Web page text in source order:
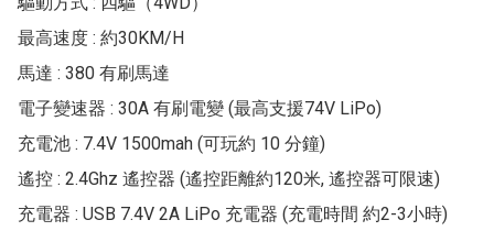
最高速度 : 約30KM/H
馬達 : 380 有刷馬達
電子變速器 : 30A 有刷電變 (最高支援74V LiPo)
充電池 : 7.4V 1500mah (可玩約 10 分鐘)
遙控 : 2.4Ghz 遙控器 (遙控距離約120米, 遙控器可限速)
充電器 : USB 7.4V 2A LiPo 充電器 (充電時間 約2-3小時)